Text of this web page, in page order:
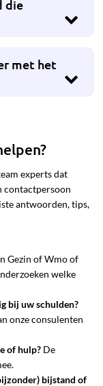
die
met het
experts dat
contactpersoon
antwoorden, tips,
Gezin of Wmo of
welke
bij uw schulden?
onze consulenten
of hulp? De
bijstand of